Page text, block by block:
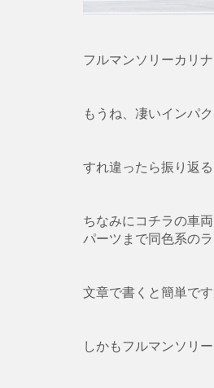
フルマンソリーカリ
もうね、凄いインパク
すれ違ったら振り返
ちなみにコチラの車
パーツまで同色系の
文章で書くと簡単で
しかもフルマンソリ